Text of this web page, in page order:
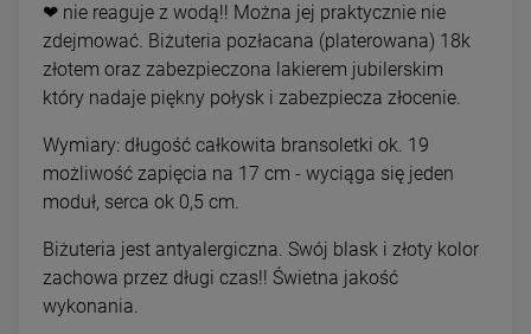
❤ nie reaguje z wodą!! Można jej praktycznie nie
zdejmować. Biżuteria pozłacana (platerowana) 18k
złotem oraz zabezpieczona lakierem jubilerskim
który nadaje piękny połysk i zabezpiecza złocenie.
Wymiary: długość całkowita bransoletki ok. 19
możliwość zapięcia na 17 cm - wyciąga się jeden
moduł, serca ok 0,5 cm.
Biżuteria jest antyalergiczna. Swój blask i złoty kolor
zachowa przez długi czas!! Świetna jakość
wykonania.